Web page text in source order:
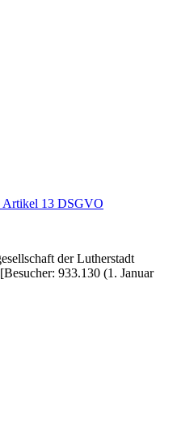
Artikel 13 DSGVO
der Lutherstadt
933.130 (1. Januar